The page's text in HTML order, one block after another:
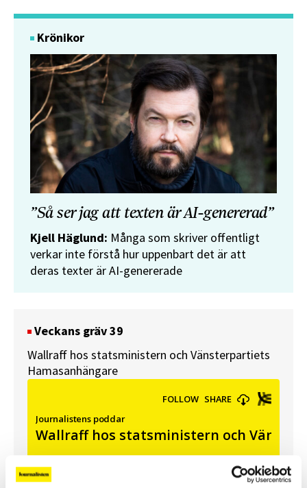
Krönikor
”Så ser jag att texten är AI-genererad”
Kjell Häglund: Många som skriver offentligt
verkar inte förstå hur uppenbart det är att
deras texter är AI-genererade
Veckans gräv 39
Wallraff hos statsministern och Vänsterpartiets
Hamasanhängare